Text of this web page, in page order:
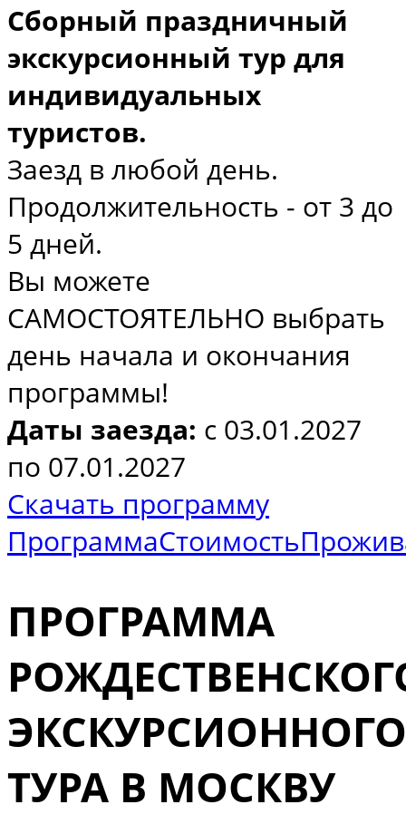
Сборный праздничный
экскурсионный тур для
индивидуальных
туристов.
Заезд в любой день.
Продолжительность - от 3 до
5 дней.
Вы можете
САМОСТОЯТЕЛЬНО выбрать
день начала и окончания
программы!
Даты заезда: с 03.01.2027
по 07.01.2027
Скачать программу
ПрограммаСтоимость
ПРОГРАММА
ЭКСКУРСИОННОГО
ТУРА В МОСКВУ